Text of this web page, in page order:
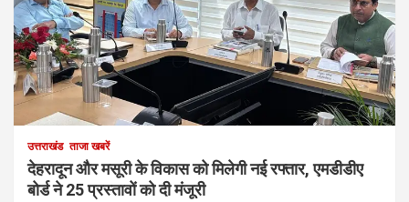
उत्तराखंड ताजा खबरें
देहरादून और मसूरी के विकास को मिलेगी नई रफ्तार, एमडीडीए
बोर्ड ने 25 प्रस्तावों को दी मंजूरी